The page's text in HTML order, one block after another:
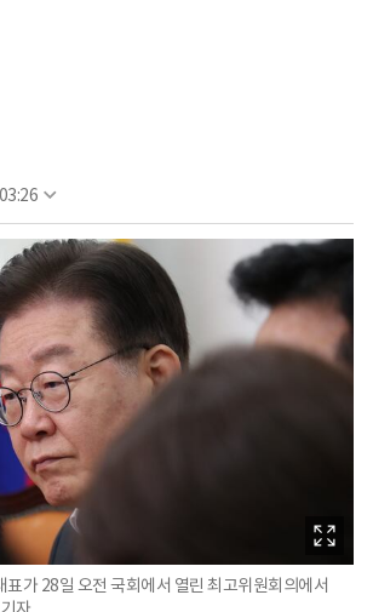
표가 28일 오전 국회에서 열린 최고위원회의에서